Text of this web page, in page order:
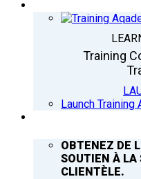
Training
Launch Training
OBTENEZ DE
SOUTIEN À LA
CLIENTÈLE.